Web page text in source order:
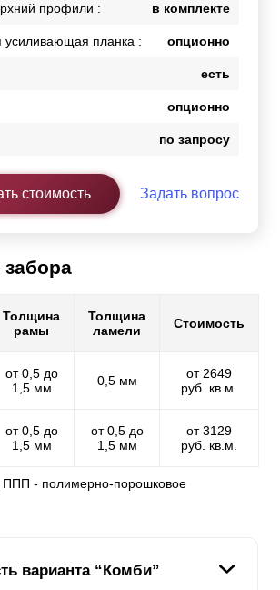
профили : в комплекте
усиливающая планка : опционно
есть
опционно
по запросу
стоимость Задать вопрос
Толщина
рамы
Толщина
ламели
Стоимость
от 0,5 до
1,5 мм
0,5 мм
от 2649
руб. кв.м.
от 0,5 до
1,5 мм
от 0,5 до
1,5 мм
от 3129
руб. кв.м.
ППП - полимерно-порошковое
варианта “Комби”